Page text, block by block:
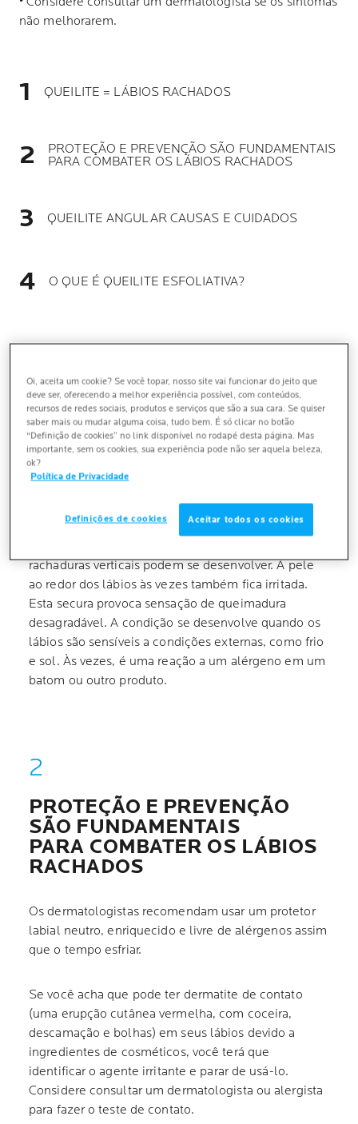
não melhorarem.
QUEILITE = LÁBIOS RACHADOS
PROTEÇÃO E PREVENÇÃO SÃO FUNDAMENTAIS
PARA COMBATER OS LÁBIOS RACHADOS
QUEILITE ANGULAR CAUSAS E CUIDADOS
O QUE É QUEILITE ESFOLIATIVA?
QUEILITE = LÁBIOS
RACHADOS
LÁBIOS SECOS E RACHADOS SÃO UMA
QUEIXA COMUM
Queilite é outro nome para lábios rachados. Os
rachaduras verticais podem se desenvolver. A pele
ao redor dos lábios às vezes também fica irritada.
Esta secura provoca sensação de queimadura
desagradável. A condição se desenvolve quando os
lábios são sensíveis a condições externas, como frio
e sol. Às vezes, é uma reação a um alérgeno em um
batom ou outro produto.
PROTEÇÃO E PREVENÇÃO
SÃO FUNDAMENTAIS
PARA COMBATER OS LÁBIOS
RACHADOS
Os dermatologistas recomendam usar um protetor
labial neutro, enriquecido e livre de alérgenos assim
que o tempo esfriar.
Se você acha que pode ter dermatite de contato
(uma erupção cutânea vermelha, com coceira,
descamação e bolhas) em seus lábios devido a
ingredientes de cosméticos, você terá que
identificar o agente irritante e parar de usá-lo.
Considere consultar um dermatologista ou alergista
para fazer o teste de contato.
Oi, aceita um cookie? Se você topar, nosso site vai funcionar do jeito que
deve ser, oferecendo a melhor experiência possível, com conteúdos,
recursos de redes sociais, produtos e serviços que são a sua cara. Se quiser
saber mais ou mudar alguma coisa, tudo bem. É só clicar no botão
“Definição de cookies” no link disponível no rodapé desta página. Mas
importante, sem os cookies, sua experiência pode não ser aquela beleza,
ok?
Política de Privacidade
Definições de cookies Aceitar todos os cookies